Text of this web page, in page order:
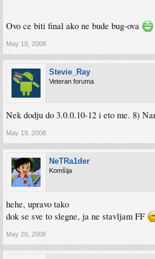
Ovo ce biti final ako ne bude bug-ova
May 19, 2008
Stevie_Ray
Veteran foruma
Nek dodju do 3.0.0.10-12 i eto me. 8)
May 19, 2008
NeTRa1der
Komšija
hehe, upravo tako
dok se sve to slegne, ja ne stavljam FF
May 20, 2008